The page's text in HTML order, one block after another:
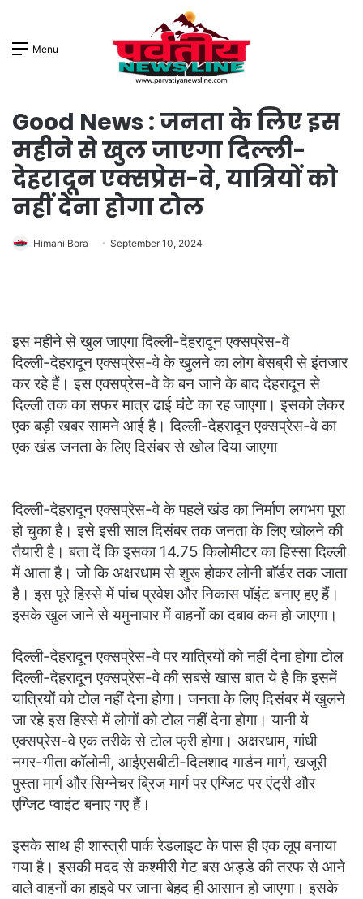
Menu
Good News : जनता के लिए इस
महीने से खुल जाएगा दिल्ली-
देहरादून एक्सप्रेस-वे, यात्रियों को
नहीं देना होगा टोल
Himani Bora September 10, 2024
इस महीने से खुल जाएगा दिल्ली-देहरादून एक्सप्रेस-वे
दिल्ली-देहरादून एक्सप्रेस-वे के खुलने का लोग बेसब्री से इंतजार
कर रहे हैं। इस एक्सप्रेस-वे के बन जाने के बाद देहरादून से
दिल्ली तक का सफर मात्र ढाई घंटे का रह जाएगा। इसको लेकर
एक बड़ी खबर सामने आई है। दिल्ली-देहरादून एक्सप्रेस-वे का
एक खंड जनता के लिए दिसंबर से खोल दिया जाएगा
दिल्ली-देहरादून एक्सप्रेस-वे के पहले खंड का निर्माण लगभग पूरा
हो चुका है। इसे इसी साल दिसंबर तक जनता के लिए खोलने की
तैयारी है। बता दें कि इसका 14.75 किलोमीटर का हिस्सा दिल्ली
में आता है। जो कि अक्षरधाम से शुरू होकर लोनी बाॅर्डर तक जाता
है। इस पूरे हिस्से में पांच प्रवेश और निकास पॉइंट बनाए हए हैं।
इसके खुल जाने से यमुनापार में वाहनों का दबाव कम हो जाएगा।
दिल्ली-देहरादून एक्सप्रेस-वे पर यात्रियों को नहीं देना होगा टोल
दिल्ली-देहरादून एक्सप्रेस-वे की सबसे खास बात ये है कि इसमें
यात्रियों को टोल नहीं देना होगा। जनता के लिए दिसंबर में खुलने
जा रहे इस हिस्से में लोगों को टोल नहीं देना होगा। यानी ये
एक्सप्रेस-वे एक तरीके से टोल फ्री होगा। अक्षरधाम, गांधी
नगर-गीता कॉलोनी, आईएसबीटी-दिलशाद गार्डन मार्ग, खजूरी
पुस्ता मार्ग और सिग्नेचर ब्रिज मार्ग पर एग्जिट पर एंट्री और
एग्जिट प्वाइंट बनाए गए हैं।
इसके साथ ही शास्त्री पार्क रेडलाइट के पास ही एक लूप बनाया
गया है। इसकी मदद से कश्मीरी गेट बस अड्डे की तरफ से आने
वाले वाहनों का हाइवे पर जाना बेहद ही आसान हो जाएगा। इसके